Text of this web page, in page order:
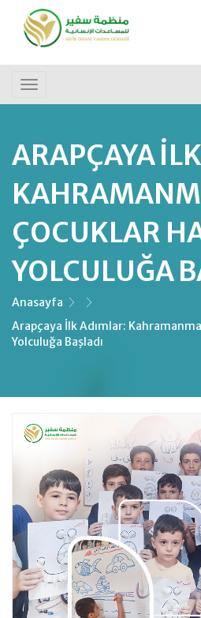
ARAPÇAYA
ÇOCUKLAR
YOLCULUĞA
Anasayfa
Arapçaya İlk Adımlar:
Yolculuğa Başladı
Kurban
Kur’an-ı Kerim
Mescit İnşaası
Meyve Fidanı
Su Kuyusu Projeleri
hesap